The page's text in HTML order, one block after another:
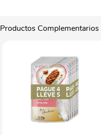
Productos Complementarios